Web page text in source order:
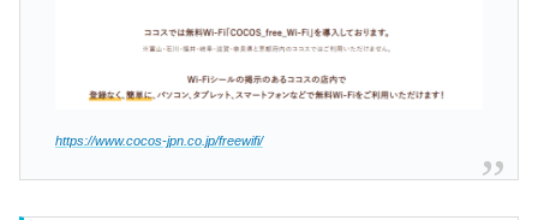
https://www.cocos-jpn.co.jp/freewifi/